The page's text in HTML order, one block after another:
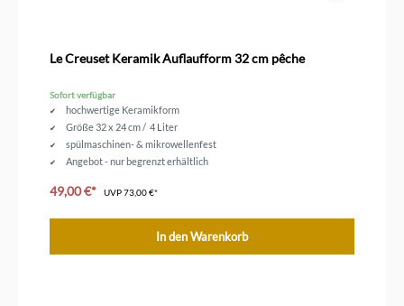
Le Creuset Keramik Auflaufform 32 cm pêche
Sofort verfügbar
hochwertige Keramikform
Größe 32 x 24 cm / 4 Liter
spülmaschinen- & mikrowellenfest
Angebot - nur begrenzt erhältlich
49,00 €* UVP73,00 €*
In den Warenkorb